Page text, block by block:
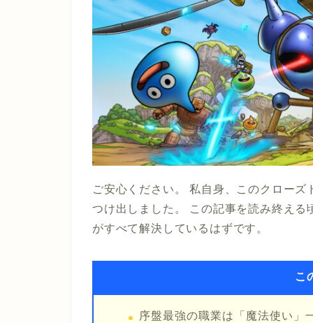
ご安心ください。 私自身、このクロー
つけ出しました。 この記事を読み終え
がすべて解決しているはずです。
こ
序盤最強の職業は「魔法使い」